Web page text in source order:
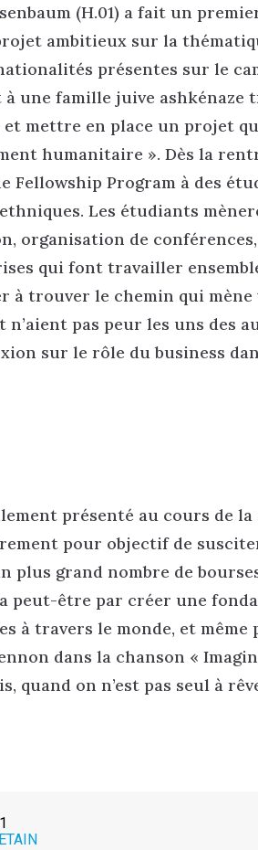
(H.01) a fait un
ambitieux sur la
présentes sur le
une famille juive ashkénaze
mettre en place un projet
humanitaire ». Dès la
Fellowship Program à des
Les étudiants
organisation de
qui font travailler
à trouver le chemin qui
pas peur les uns des
sur le rôle du business
présenté au cours de
pour objectif de
grand nombre de
peut-être par créer une
à travers le monde, et
dans la chanson «
quand on n’est pas seul à